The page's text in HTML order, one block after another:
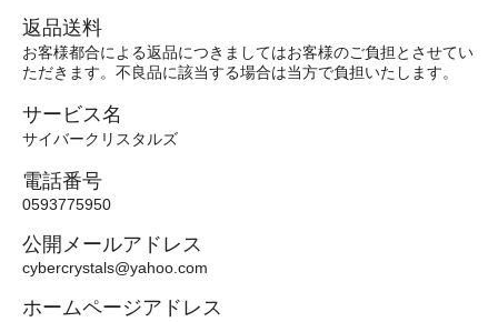
返品送料
お客様都合による返品につきましてはお客様のご負担とさせてい
ただきます。不良品に該当する場合は当方で負担いたします。
サービス名
サイバークリスタルズ
電話番号
0593775950
公開メールアドレス
cybercrystals@yahoo.com
ホームページアドレス